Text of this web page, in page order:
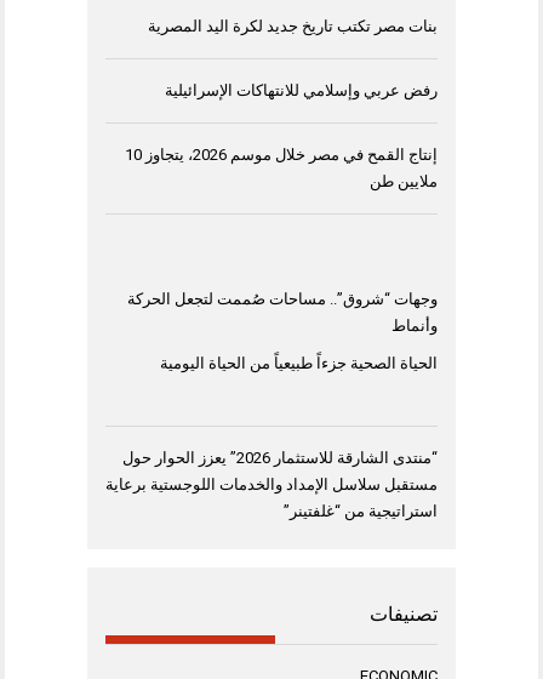
بنات مصر تكتب تاريخ جديد لكرة اليد المصرية
رفض عربي وإسلامي للانتهاكات الإسرائيلية
إنتاج القمح في مصر خلال موسم 2026، يتجاوز 10
ملايين طن
وجهات “شروق”.. مساحات صُممت لتجعل الحركة
وأنماط
الحياة الصحية جزءاً طبيعياً من الحياة اليومية
“منتدى الشارقة للاستثمار 2026” يعزز الحوار حول
مستقبل سلاسل الإمداد والخدمات اللوجستية برعاية
استراتيجية من “غلفتينر”
تصنيفات